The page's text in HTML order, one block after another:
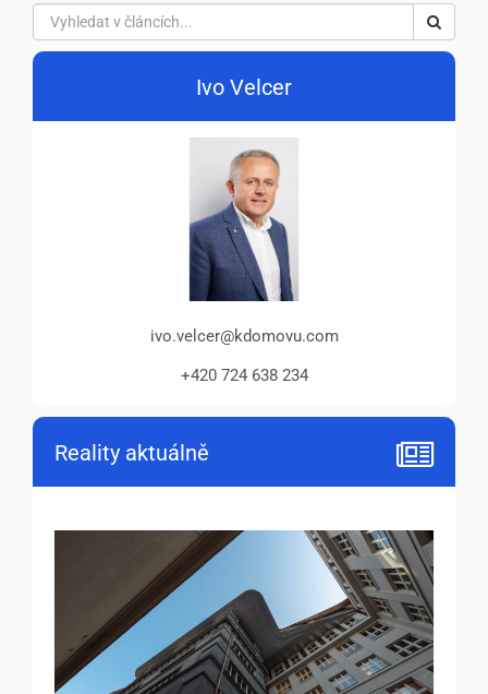
Ivo Velcer
ivo.velcer@kdomovu.com
+420 724 638 234
Reality aktuálně